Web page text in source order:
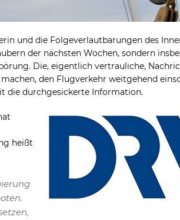
und die Folgeverlautbarungen des
der nächsten Wochen, sondern
Die, eigentlich vertrauliche,
den Flugverkehr weitgehend
die durchgesickerte Information.
heißt